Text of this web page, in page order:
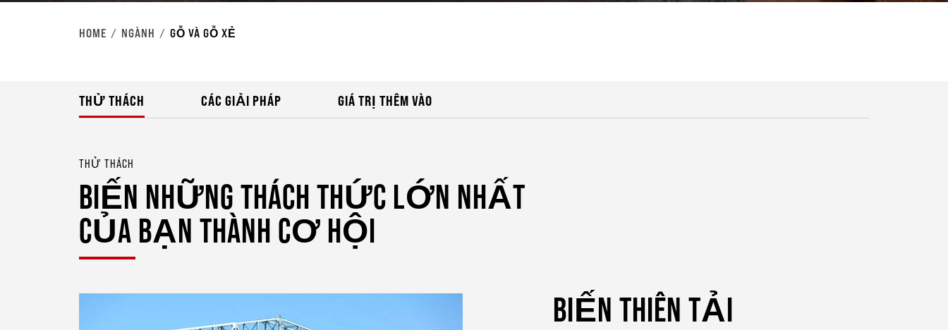
HOME NGÀNH GỖ VÀ GỖ XẺ
THỬ THÁCH CÁC GIẢI PHÁP GIÁ TRỊ THÊM VÀO
THỬ THÁCH
BIẾN NHỮNG THÁCH THỨC LỚN NHẤT
CỦA BẠN THÀNH CƠ HỘI
BIẾN THIÊN TẢI